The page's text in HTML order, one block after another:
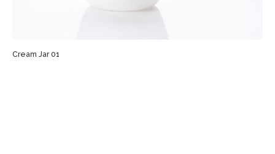
Cream Jar 01